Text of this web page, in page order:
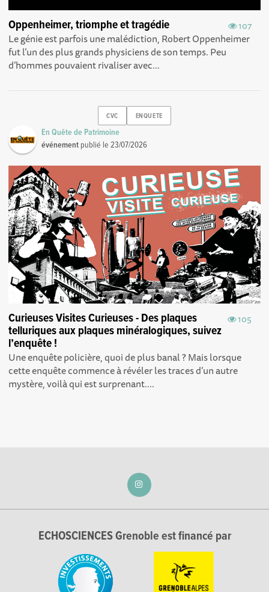
107
Oppenheimer, triomphe et tragédie
Le génie est parfois une malédiction, Robert Oppenheimer
fut l’un des plus grands physiciens de son temps. Peu
d’hommes pouvaient rivaliser avec...
CVC ENQUETE
En Quête de Patrimoine
événement publié le23/07/2026
105
Curieuses Visites Curieuses - Des plaques
telluriques aux plaques minéralogiques, suivez
l’enquête !
Une enquête policière, quoi de plus banal ? Mais lorsque
cette enquête commence à révéler les traces d’un autre
mystère, voilà qui est surprenant....
ECHOSCIENCES Grenoble est financé par